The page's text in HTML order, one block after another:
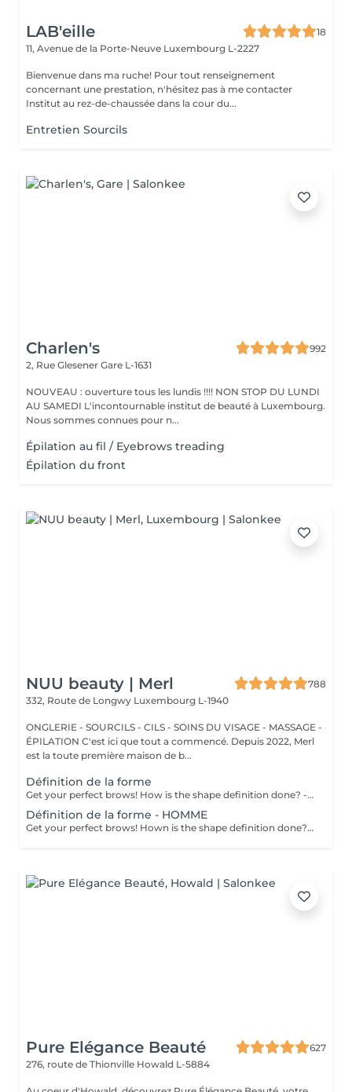
LAB'eille
18
11, Avenue de la Porte-Neuve Luxembourg L-2227
Bienvenue dans ma ruche! Pour tout renseignement
concernant une prestation, n'hésitez pas à me contacter
Institut au rez-de-chaussée dans la cour du...
Entretien Sourcils
Charlen's
992
2, Rue Glesener Gare L-1631
NOUVEAU : ouverture tous les lundis !!!! NON STOP DU LUNDI
AU SAMEDI L'incontournable institut de beauté à Luxembourg.
Nous sommes connues pour n...
Épilation au fil / Eyebrows treading
Épilation du front
NUU beauty | Merl
788
332, Route de Longwy Luxembourg L-1940
ONGLERIE - SOURCILS - CILS - SOINS DU VISAGE - MASSAGE -
ÉPILATION C'est ici que tout a commencé. Depuis 2022, Merl
est la toute première maison de b...
Définition de la forme
Get your perfect brows! How is the shape definition done? - consultation (to discuss perfect form and colour) - preparation (brows are washed and marked) - waxing ( excess hair are removed with wax) - tweezing (excess hair are removed with tweezers) - antiseptic and cream are applied Age restrictions: recommended to do from 12 years. Post procedure recommendations: do not put makeup on the skin near the brows 4 hours after the procedure. Frequency: once in 3-4 weeks.
Définition de la forme - HOMME
Get your perfect brows! Hown is the shape definition done? - consultation (to discuss perfect form and colour) - preparation (brows are washed and marked) - waxing (excess hair are removed with wax) - tweezing (excess hair are removed with tweezers) - antiseptic and cream are applied Age restrictions: recommended to do from 12 years. Post procedure recommendations: excessive sweating is prohibited. Frequency: once in 3-4 weeks.
Pure Elégance Beauté
627
276, route de Thionville Howald L-5884